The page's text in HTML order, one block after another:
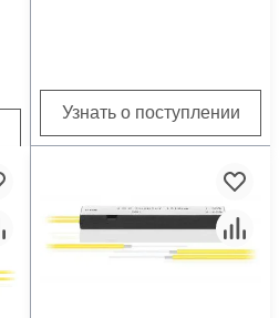
Узнать о поступлении